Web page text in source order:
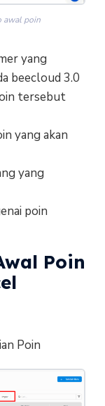
awal poin
yang
beecloud 3.0
tersebut
yang akan
yang
poin
Poin
Poin